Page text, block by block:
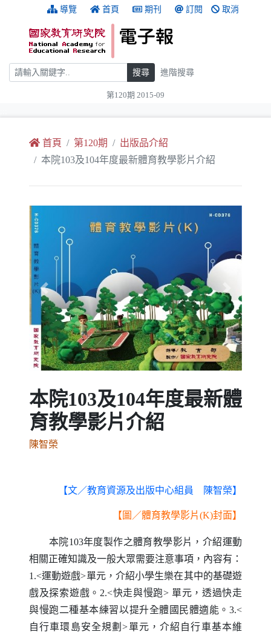
跳到主要內容 導覽 首頁 期刊 訂閱 取消
搜尋 搜尋 進階搜尋
第120期 2015-09
首頁 第120期
出版品介紹
本院103及104年度最新體育教學影片介紹
Previous Next
本院103及104年度最新體
育教學影片介紹
陳智榮
【文／教育資源及出版中心組員 陳智榮】
【圖 ／體育教學影片(K)封面】
本院103年度製作之體育教學影片，介紹運動
相關正確知識及一般大眾需要注意事項，內容有：
1.<運動遊戲>單元，介紹小學生樂在其中的基礎遊
戲及探索遊戲。 2.<快走與慢跑> 單元，透過快走
與慢跑二種基本練習以提升全體國民體適能。 3.<
自行車環島安全規劃>單元，介紹自行車基本維